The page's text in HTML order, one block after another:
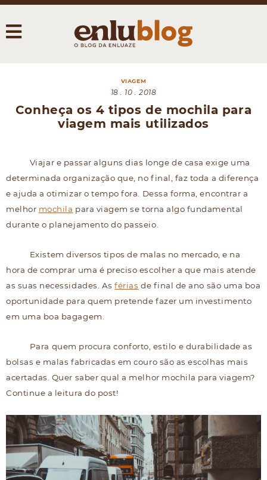
VIAGEM
18 . 10 . 2018
Conheça os 4 tipos de mochila para
viagem mais utilizados
Viajar e passar alguns dias longe de casa exige uma
determinada organização que, no final, faz toda a diferença
e ajuda a otimizar o tempo fora. Dessa forma, encontrar a
melhor mochila para viagem se torna algo fundamental
durante o planejamento do passeio.
Existem diversos tipos de malas no mercado, e na
hora de comprar uma é preciso escolher a que mais atende
as suas necessidades. Asférias de final de ano são uma boa
oportunidade para quem pretende fazer um investimento
em uma boa bagagem.
Para quem procura conforto, estilo e durabilidade as
bolsas e malas fabricadas em couro são as escolhas mais
acertadas. Quer saber qual a melhor mochila para viagem?
Continue a leitura do post!